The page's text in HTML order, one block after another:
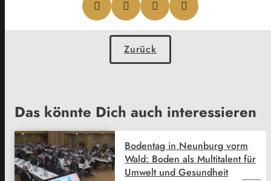
Zurück
Das könnte Dich auch interessieren
Bodentag in Neunburg vorm
Wald: Boden als Multitalent für
Umwelt und Gesundheit